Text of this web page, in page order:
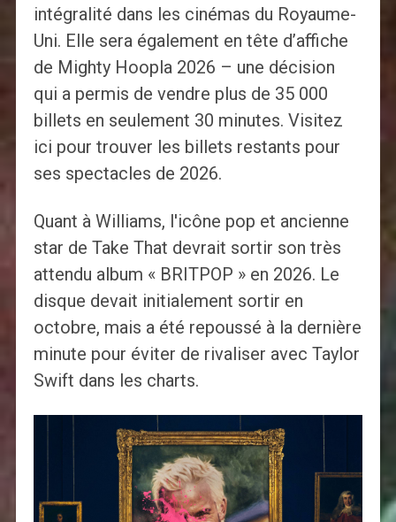
intégralité dans les cinémas du Royaume-
Uni. Elle sera également en tête d’affiche
de Mighty Hoopla 2026 – une décision
qui a permis de vendre plus de 35 000
billets en seulement 30 minutes. Visitez
ici pour trouver les billets restants pour
ses spectacles de 2026.
Quant à Williams, l'icône pop et ancienne
star de Take That devrait sortir son très
attendu album « BRITPOP » en 2026. Le
disque devait initialement sortir en
octobre, mais a été repoussé à la dernière
minute pour éviter de rivaliser avec Taylor
Swift dans les charts.